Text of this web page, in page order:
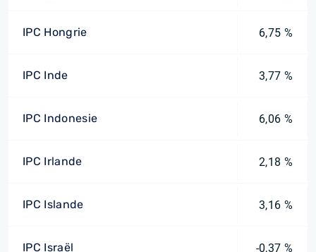
IPC Hongrie 6,75 %
IPC Inde 3,77 %
IPC Indonesie 6,06 %
IPC Irlande 2,18 %
IPC Islande 3,16 %
IPC Israël -0,37 %